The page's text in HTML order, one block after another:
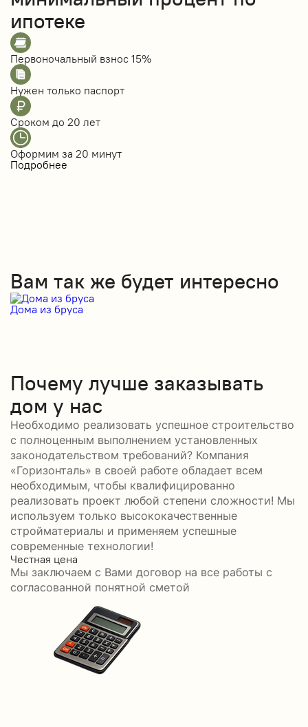
ипотеке
Первоночальный взнос 15%
Нужен только паспорт
Сроком до 20 лет
Оформим за 20 минут
Подробнее
Вам так же будет интересно
Дома из бруса
Почему лучше заказывать
дом у нас
Необходимо реализовать успешное строительство
с полноценным выполнением установленных
законодательством требований? Компания
«Горизонталь» в своей работе обладает всем
необходимым, чтобы квалифицированно
реализовать проект любой степени сложности! Мы
используем только высококачественные
стройматериалы и применяем успешные
современные технологии!
Честная цена
Мы заключаем с Вами договор на все работы с
согласованной понятной сметой